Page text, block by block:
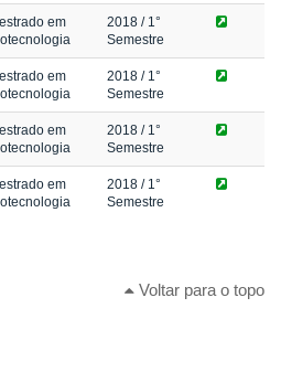
em
2018 / 1°
Semestre
em
2018 / 1°
Semestre
em
2018 / 1°
Semestre
em
2018 / 1°
Semestre
Voltar para o topo